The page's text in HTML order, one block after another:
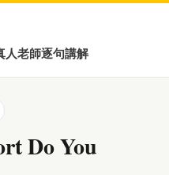
人老師逐句講解
Do You